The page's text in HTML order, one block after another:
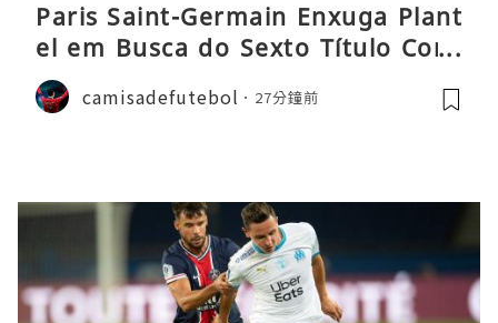
Paris Saint-Germain Enxuga Plant
el em Busca do Sexto Título Cons
ecutivo da Liga
camisadefutebol 27分鐘前